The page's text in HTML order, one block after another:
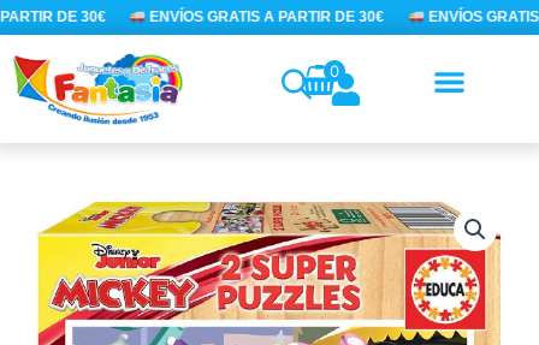
Ir
al
contenido
DE 30€ ENVÍOS GRATIS A PARTIR DE 30€ ENVÍOS GRATIS
0